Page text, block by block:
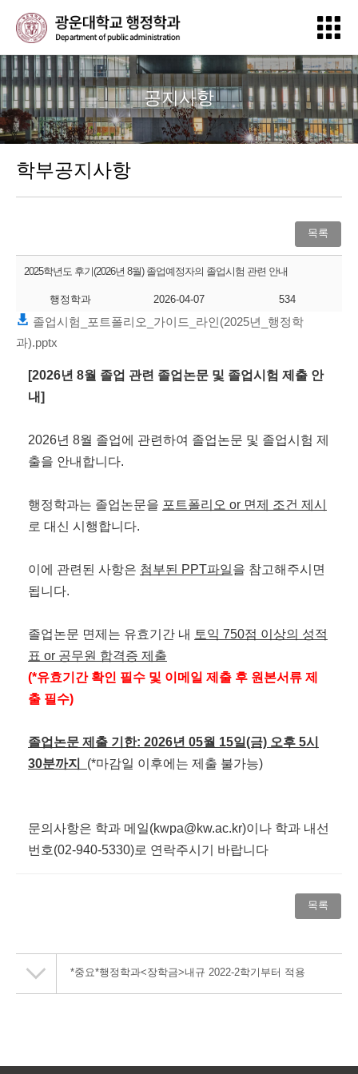
공지사항
학부공지사항
목록
2025학년도 후기(2026년 8월) 졸업예정자의 졸업시험 관련 안내
행정학과 2026-04-07 534
졸업시험_포트폴리오_가이드_라인(2025년_행정학
과).pptx
[2026년 8월 졸업 관련 졸업논문 및 졸업시험 제출 안
내]
2026년 8월 졸업에 관련하여 졸업논문 및 졸업시험 제
출을 안내합니다.
행정학과는 졸업논문을 포트폴리오 or 면제 조건 제시
로 대신 시행합니다.
이에 관련된 사항은 첨부된 PPT파일을 참고해주시면
됩니다.
졸업논문 면제는 유효기간 내 토익 750점 이상의 성적
표 or 공무원 합격증 제출
(*유효기간 확인 필수 및 이메일 제출 후 원본서류 제
출 필수)
졸업논문 제출 기한: 2026년 05월 15일(금) 오후 5시
30분까지 (*마감일 이후에는 제출 불가능)
문의사항은 학과 메일(kwpa@kw.ac.kr)이나 학과 내선
번호(02-940-5330)로 연락주시기 바랍니다
목록
*중요*행정학과<장학금>내규 2022-2학기부터 적용